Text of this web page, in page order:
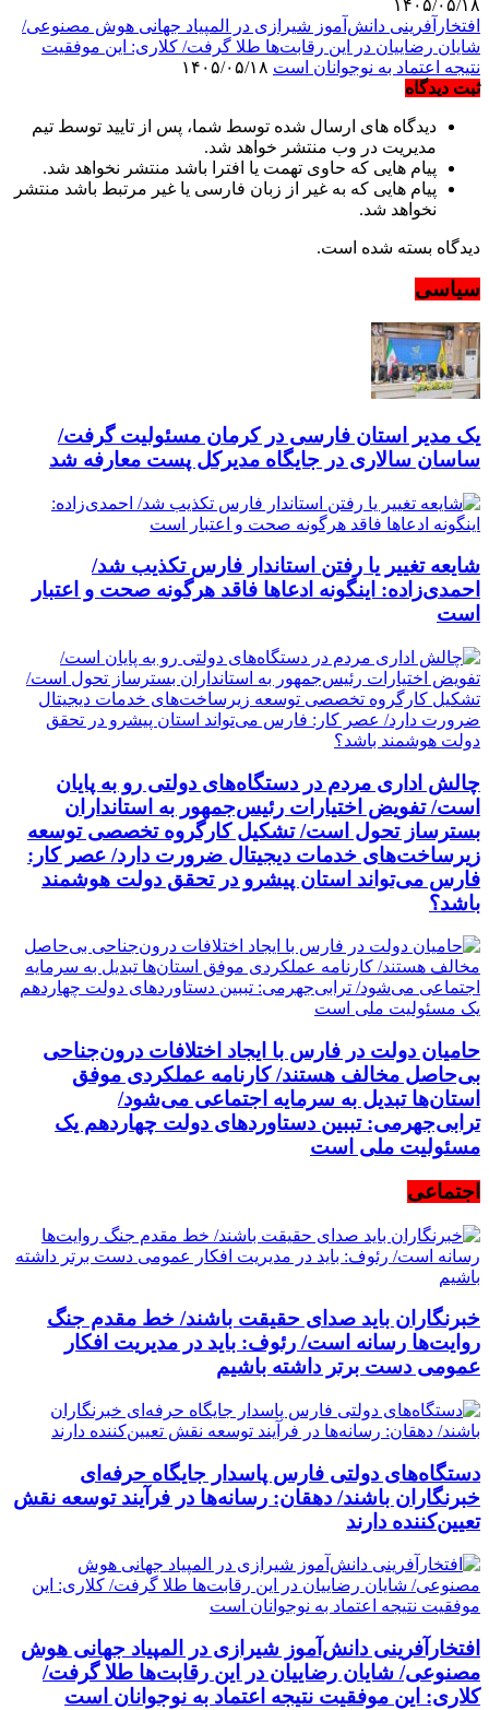
۱۴۰۵/۰۵/۱۸
افتخارآفرینی دانش‌آموز شیرازی در المپیاد جهانی هوش مصنوعی/
شایان رضاییان در این رقابت‌ها طلا گرفت/ کلاری: این موفقیت
نتیجه اعتماد به نوجوانان است
ثبت دیدگاه
دیدگاه های ارسال شده توسط شما، پس از تایید توسط تیم
مدیریت در وب منتشر خواهد شد.
پیام هایی که حاوی تهمت یا افترا باشد منتشر نخواهد شد.
پیام هایی که به غیر از زبان فارسی یا غیر مرتبط باشد منتشر
نخواهد شد.
دیدگاه بسته شده است.
سیاسی
یک مدیر استان فارسی در کرمان مسئولیت گرفت/
ساسان سالاری در جایگاه مدیرکل پست معارفه شد
شایعه تغییر یا رفتن استاندار فارس تکذیب شد/
احمدی‌زاده: اینگونه ادعاها فاقد هرگونه صحت و اعتبار
است
چالش اداری مردم در دستگاه‌های دولتی رو به پایان
است/ تفویض اختیارات رئیس‌جمهور به استانداران
بسترساز تحول است/ تشکیل کارگروه تخصصی توسعه
زیرساخت‌های خدمات دیجیتال ضرورت دارد/ عصر کار:
فارس می‌تواند استان پیشرو در تحقق دولت هوشمند
باشد؟
حامیان دولت در فارس با ایجاد اختلافات درون‌جناحی
بی‌حاصل مخالف هستند/ کارنامه عملکردی موفق
استان‌ها تبدیل به سرمایه اجتماعی می‌شود/
ترابی‌جهرمی: تببین دستاوردهای دولت چهاردهم یک
مسئولیت ملی است
اجتماعی
خبرنگاران باید صدای حقیقت باشند/ خط مقدم جنگ
روایت‌ها رسانه است/ رئوف: باید در مدیریت افکار
عمومی دست برتر داشته باشیم
دستگاه‌های دولتی فارس پاسدار جایگاه حرفه‌ای
خبرنگاران باشند/ دهقان: رسانه‌ها در فرآیند توسعه نقش
تعیین‌کننده دارند
افتخارآفرینی دانش‌آموز شیرازی در المپیاد جهانی هوش
مصنوعی/ شایان رضاییان در این رقابت‌ها طلا گرفت/
کلاری: این موفقیت نتیجه اعتماد به نوجوانان است